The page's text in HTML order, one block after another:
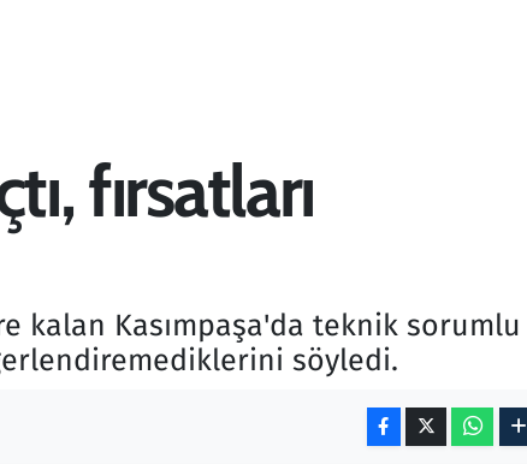
fırsatları
kalan Kasımpaşa'da teknik sorumlu
söyledi.